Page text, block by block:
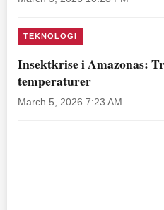
TEKNOLOGI
Insektkrise i Amazonas:
temperaturer
March 5, 2026 7:23 AM